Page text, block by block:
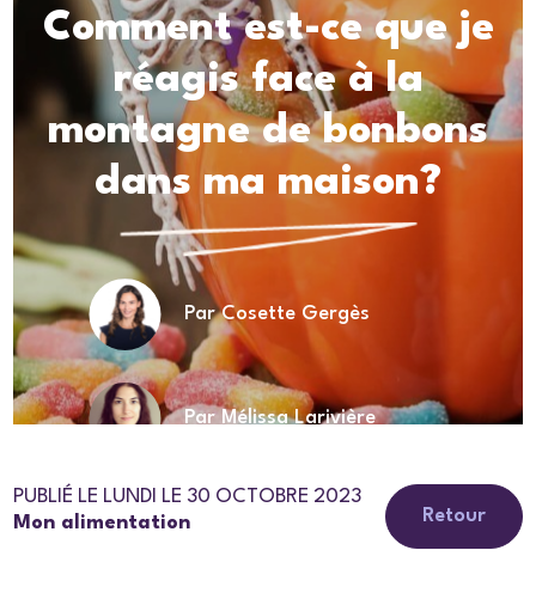
Comment est-ce que je
réagis face à la
montagne de bonbons
dans ma maison?
Par Cosette Gergès
Par Mélissa Larivière
PUBLIÉ LE LUNDI LE 30 OCTOBRE 2023
Mon alimentation
Retour